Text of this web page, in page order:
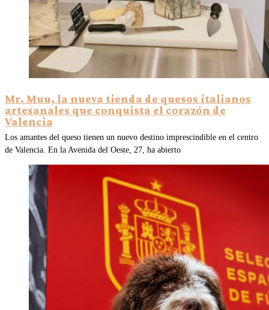
Mr. Muu, la nueva tienda de quesos italianos
artesanales que conquista el corazón de
Valencia
Los amantes del queso tienen un nuevo destino imprescindible en el centro
de Valencia. En la Avenida del Oeste, 27, ha abierto